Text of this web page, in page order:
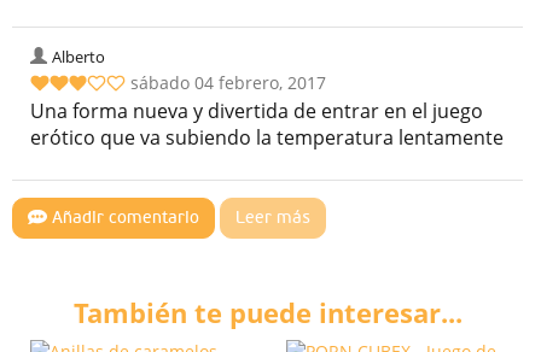
Alberto
sábado 04 febrero, 2017
Una forma nueva y divertida de entrar en el juego
erótico que va subiendo la temperatura lentamente
Añadir comentario Leer más
También te puede interesar...